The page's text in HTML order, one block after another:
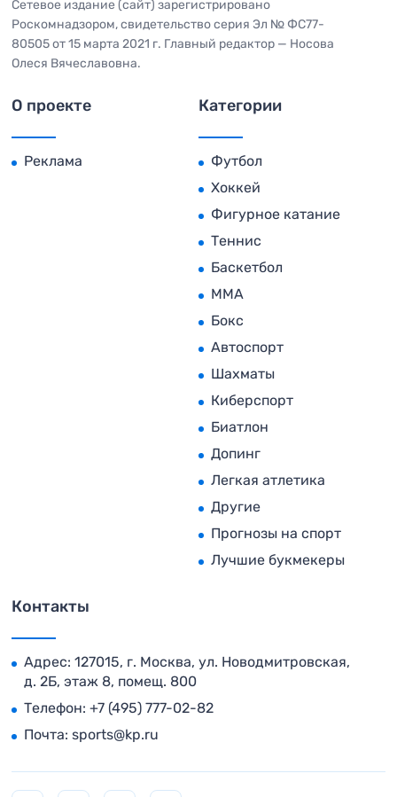
Сетевое издание (сайт) зарегистрировано
Роскомнадзором, свидетельство серия Эл № ФС77-
80505 от 15 марта 2021 г. Главный редактор — Носова
Олеся Вячеславовна.
О проекте
Реклама
Категории
Футбол
Хоккей
Фигурное катание
Теннис
Баскетбол
MMA
Бокс
Автоспорт
Шахматы
Киберспорт
Биатлон
Допинг
Легкая атлетика
Другие
Прогнозы на спорт
Лучшие букмекеры
Контакты
Адрес: 127015, г. Москва, ул. Новодмитровская,
д. 2Б, этаж 8, помещ. 800
Телефон: +7 (495) 777-02-82
Почта: sports@kp.ru